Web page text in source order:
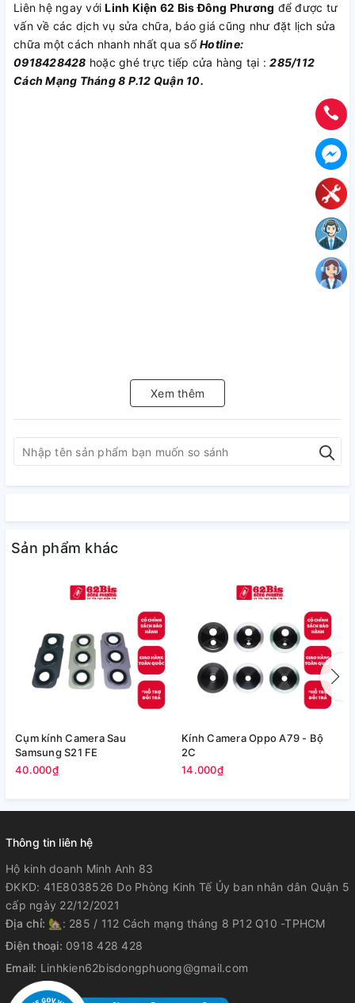
Liên hệ ngay vớiLinh Kiện 62 Bis Đông Phương để được tư
vấn về các dịch vụ sửa chữa, báo giá cũng như đặt lịch sửa
chữa một cách nhanh nhất qua sốHotline:
0918428428 hoặc ghé trực tiếp cửa hàng tại :285/112
Cách Mạng Tháng 8 P.12 Quận 10.
Xem thêm
Sản phẩm khác
Cụm kính Camera Sau
Samsung S21 FE
40.000₫
Kính Camera Oppo A79 - Bộ
2C
14.000₫
Thông tin liên hệ
Hộ kinh doanh Minh Anh 83
ĐKKD: 41E8038526 Do Phòng Kinh Tế Ủy ban nhân dân Quận 5
cấp ngày 22/12/2021
Địa chỉ: 🏡: 285 / 112 Cách mạng tháng 8 P12 Q10 -TPHCM
Điện thoại: 0918 428 428
Email: Linhkien62bisdongphuong@gmail.com